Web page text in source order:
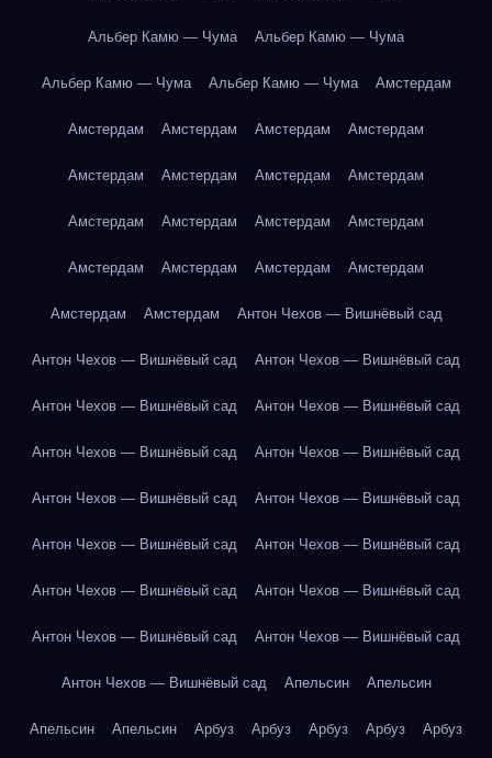
Альбер Камю — Чума Альбер Камю — Чума
Альбер Камю — Чума Альбер Камю — Чума Амстердам
Амстердам Амстердам Амстердам Амстердам
Амстердам Амстердам Амстердам Амстердам
Амстердам Амстердам Амстердам Амстердам
Амстердам Амстердам Амстердам Амстердам
Амстердам Амстердам Антон Чехов — Вишнёвый сад
Антон Чехов — Вишнёвый сад Антон Чехов — Вишнёвый сад
Антон Чехов — Вишнёвый сад Антон Чехов — Вишнёвый сад
Антон Чехов — Вишнёвый сад Антон Чехов — Вишнёвый сад
Антон Чехов — Вишнёвый сад Антон Чехов — Вишнёвый сад
Антон Чехов — Вишнёвый сад Антон Чехов — Вишнёвый сад
Антон Чехов — Вишнёвый сад Антон Чехов — Вишнёвый сад
Антон Чехов — Вишнёвый сад Антон Чехов — Вишнёвый сад
Антон Чехов — Вишнёвый сад Апельсин Апельсин
Апельсин Апельсин Арбуз Арбуз Арбуз Арбуз Арбуз